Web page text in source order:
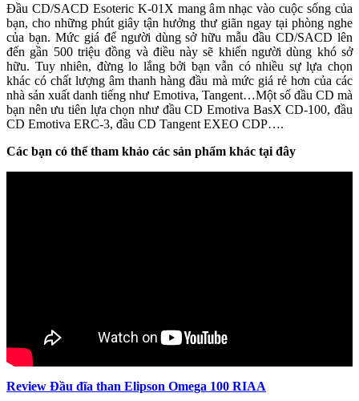
Đầu CD/SACD Esoteric K-01X mang âm nhạc vào cuộc sống của
bạn, cho những phút giây tận hưởng thư giãn ngay tại phòng nghe
của bạn. Mức giá để người dùng sở hữu mẫu đầu CD/SACD lên
đến gần 500 triệu đồng và điều này sẽ khiến người dùng khó sở
hữu. Tuy nhiên, đừng lo lắng bởi bạn vẫn có nhiều sự lựa chọn
khác có chất lượng âm thanh hàng đầu mà mức giá rẻ hơn của các
nhà sản xuất danh tiếng như Emotiva, Tangent…Một số đầu CD mà
bạn nên ưu tiên lựa chọn như đầu CD Emotiva BasX CD-100, đầu
CD Emotiva ERC-3, đầu CD Tangent EXEO CDP….
Các bạn có thể tham khảo các sản phẩm khác tại đây
Review Đầu đĩa than Elipson Omega 100 RIAA